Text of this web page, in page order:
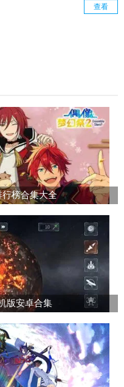
查看
榜合集大全
版安卓合集